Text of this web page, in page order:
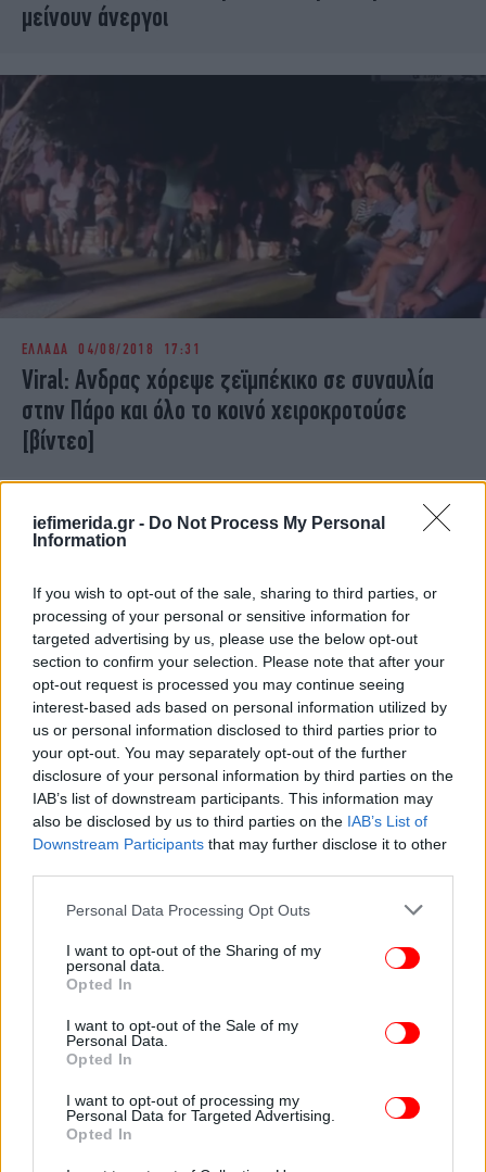
iefimerida.gr - Do Not Process My Personal
Information
If you wish to opt-out of the sale, sharing to third parties, or
processing of your personal or sensitive information for
targeted advertising by us, please use the below opt-out
section to confirm your selection. Please note that after your
opt-out request is processed you may continue seeing
interest-based ads based on personal information utilized by
us or personal information disclosed to third parties prior to
your opt-out. You may separately opt-out of the further
disclosure of your personal information by third parties on the
IAB’s list of downstream participants. This information may
also be disclosed by us to third parties on the IAB’s List of
Downstream Participants that may further disclose it to other
Please note that this website/app uses one or more Google
not limited to your visit or usage behaviour. You may click to
grant or deny consent to Google and its third-party tags to
use your data for below specified purposes in below Google
consent section.
Personal Data Processing Opt Outs
I want to opt-out of the Sharing of my
personal data.
Opted In
I want to opt-out of the Sale of my
Personal Data.
Opted In
I want to opt-out of processing my
Personal Data for Targeted Advertising.
Opted In
μείνουν άνεργοι
ΕΛΛΑΔΑ 04/08/2018 17:31
Viral: Aνδρας χόρεψε ζεϊμπέκικο σε συναυλία
στην Πάρο και όλο το κοινό χειροκροτούσε
[βίντεο]
ΖΩΗ 07/03/2018 13:22
Ο Παντελής Θαλασσινός έκοψε την κοτσίδα του
-Με έξαλλο κοντό μαλλί [εικόνα]
ΠΟΛΙΤΙΣΜΟΣ 25/09/2017 16:00